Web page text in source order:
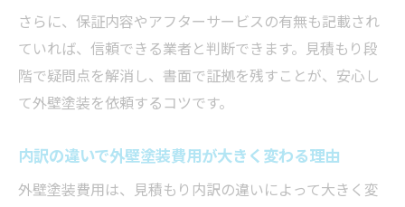
さらに、保証内容やアフターサービスの有無も記載され
ていれば、信頼できる業者と判断できます。見積もり段
階で疑問点を解消し、書面で証拠を残すことが、安心し
て外壁塗装を依頼するコツです。
内訳の違いで外壁塗装費用が大きく変わる理由
外壁塗装費用は、見積もり内訳の違いによって大きく変